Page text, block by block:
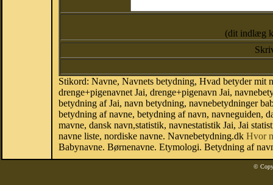
(dit indlæg
Stikord: Navne, Navnets betydning, Hvad betyder mit
drenge+pigenavnet Jai, drenge+pigenavn Jai,
betydning af Jai, navn betydning, navnebetydninger
betydning af navne, betydning af navn, navneguiden,
mavne, dansk navn,statistik, navnestatistik Jai, Jai
navne liste, nordiske navne. Navnebetydning.dk Hvor
Babynavne. Børnenavne. Etymologi. Betydning af
©